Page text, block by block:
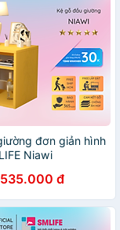
đơn giản hình
Niawi
535.000 đ